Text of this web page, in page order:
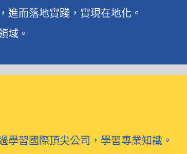
進而落地實踐，實現在地化。
域。
學習國際頂尖公司，學習專業知識。